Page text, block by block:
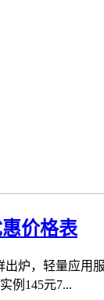
价格表
炉，轻量应用
例145元7...